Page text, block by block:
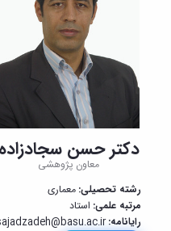
دکتر حسن سجادزاده
معاون پژوهشی
رشته تحصیلی: معماری
مرتبه علمی: استاد
رایانامه:sajadzadeh@basu.ac.ir